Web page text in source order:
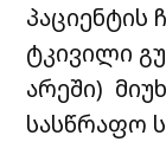
პაციენტის
ტკივილი
არეში)
სასწრაფო